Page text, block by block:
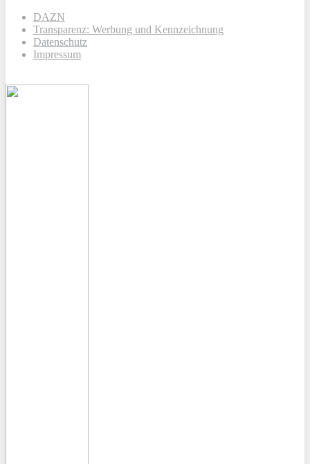
DAZN
Transparenz: Werbung und Kennzeichnung
Datenschutz
Impressum